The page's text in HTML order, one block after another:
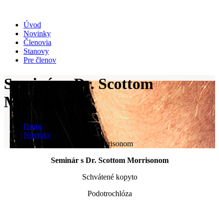
Úvod
Novinky
Členovia
Stanovy
Pre členov
Seminár s Dr. Scottom
Morrisonom
Home
Novinky
Seminár s Dr. Scottom Morrisonom
Seminár s Dr. Scottom Morrisonom
Schvátené kopyto
Podotrochlóza